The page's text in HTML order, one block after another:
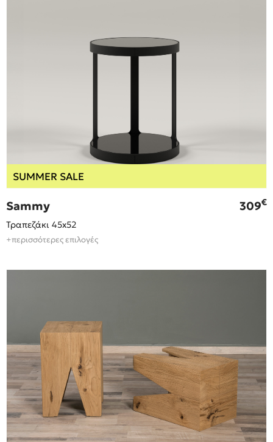
SUMMER SALE
Sammy 309€
Τραπεζάκι 45x52
+περισσότερες επιλογές